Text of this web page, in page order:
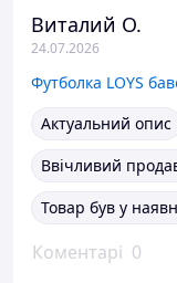
Виталий О.
24.07.2026
Актуальний опис
Ввічливий
Товар був у
Коментарі 0